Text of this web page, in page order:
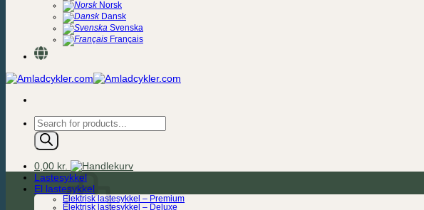
Norsk
Dansk
Svenska
Français
Products
search
0,00 kr.
Lastesykkel
El lastesykkel
Elektrisk lastesykkel – Premium
Elektrisk lastesykkel – Deluxe